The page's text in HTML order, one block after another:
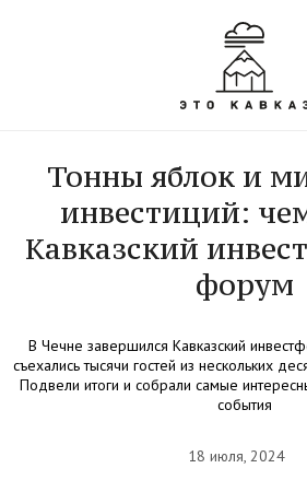
Тонны яблок и
инвестиций:
Кавказский
форум
В Чечне завершился Кавказский
съехались тысячи гостей из нескольких
Подвели итоги и собрали самые
события
18 июля, 2024